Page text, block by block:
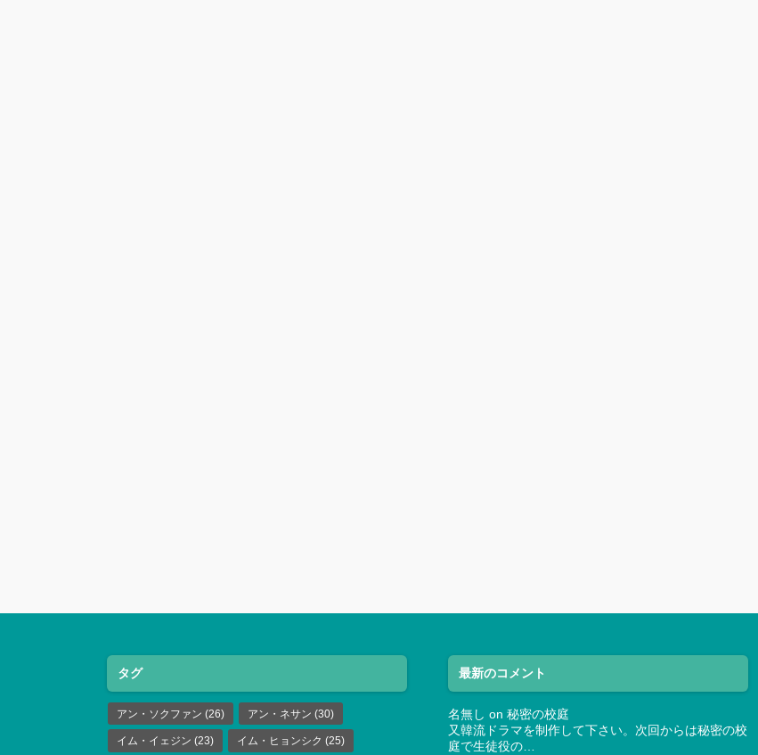
タグ
アン・ソクファン (26) アン・ネサン (30)
イム・イェジン (23) イム・ヒョンシク (25)
最新のコメント
名無し on 秘密の校庭
又韓流ドラマを制作して下さい。次回からは秘密の校
庭で生徒役の…